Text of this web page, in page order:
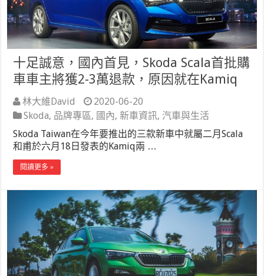
十足誠意，國內首見，Skoda Scala首批購
車車主將獲2-3萬退款，原因就在Kamiq
林大維David
2020-06-20
Skoda, 品牌專區, 國內,新車資訊, 汽車與生活
Skoda Taiwan在今年要推出的三款新車中就屬二月Scala
和甫於六月18日發表的Kamiq兩 …
閱讀更多 »